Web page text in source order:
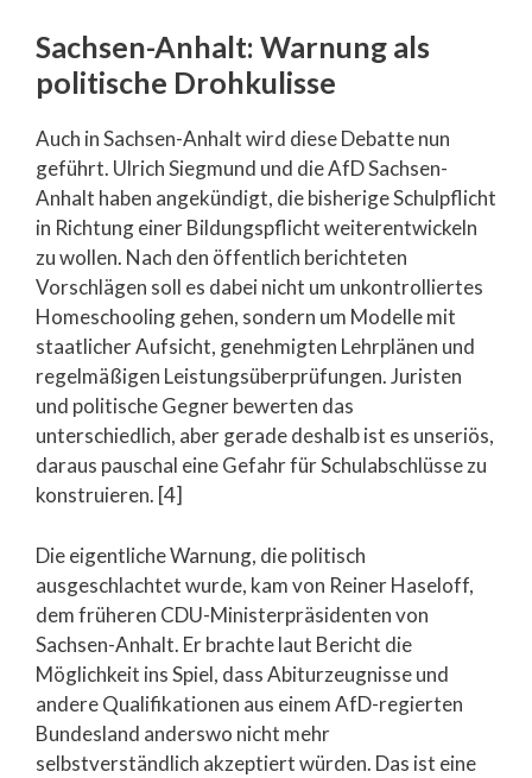
Sachsen-Anhalt: Warnung als
politische Drohkulisse
Auch in Sachsen-Anhalt wird diese Debatte nun
geführt. Ulrich Siegmund und die AfD Sachsen-
Anhalt haben angekündigt, die bisherige Schulpflicht
in Richtung einer Bildungspflicht weiterentwickeln
zu wollen. Nach den öffentlich berichteten
Vorschlägen soll es dabei nicht um unkontrolliertes
Homeschooling gehen, sondern um Modelle mit
staatlicher Aufsicht, genehmigten Lehrplänen und
regelmäßigen Leistungsüberprüfungen. Juristen
und politische Gegner bewerten das
unterschiedlich, aber gerade deshalb ist es unseriös,
daraus pauschal eine Gefahr für Schulabschlüsse zu
konstruieren. [4]
Die eigentliche Warnung, die politisch
ausgeschlachtet wurde, kam von Reiner Haseloff,
dem früheren CDU-Ministerpräsidenten von
Sachsen-Anhalt. Er brachte laut Bericht die
Möglichkeit ins Spiel, dass Abiturzeugnisse und
andere Qualifikationen aus einem AfD-regierten
Bundesland anderswo nicht mehr
selbstverständlich akzeptiert würden. Das ist eine